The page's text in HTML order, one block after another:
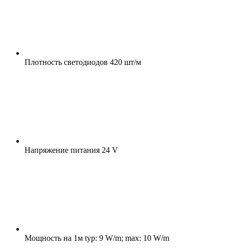
Плотность светодиодов 420 шт/м
Напряжение питания 24 V
Мощность на 1м typ: 9 W/m; max: 10 W/m